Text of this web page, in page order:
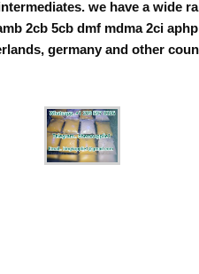
we have a wide
2cb 5cb dmf mdma 2ci
germany and other